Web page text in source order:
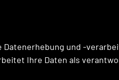
Datenerhebung und -
Ihre Daten als